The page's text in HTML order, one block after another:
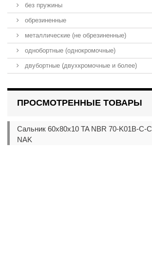
без пружины
обрезиненные
металлические (не обрезиненные)
однобортные (однокромочные)
двубортные (двухкромочные и более)
ПРОСМОТРЕННЫЕ ТОВАРЫ
Сальник 60x80x10 TA NBR 70-K01B-C-C
NAK